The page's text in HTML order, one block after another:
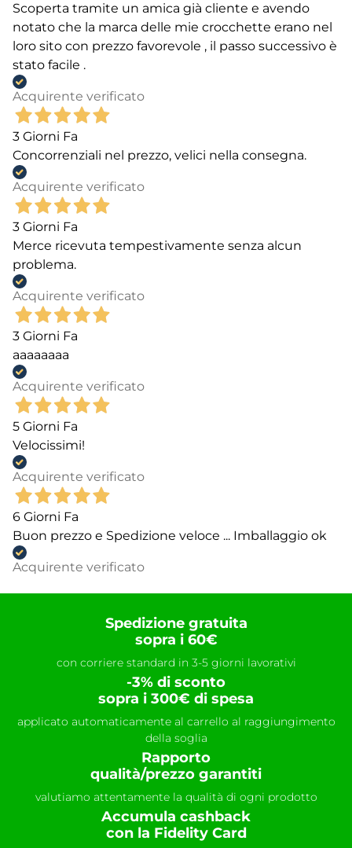
Scoperta tramite un amica già cliente e avendo
notato che la marca delle mie crocchette erano nel
loro sito con prezzo favorevole , il passo successivo è
stato facile .
Acquirente verificato
3 Giorni Fa
Concorrenziali nel prezzo, velici nella consegna.
Acquirente verificato
3 Giorni Fa
Merce ricevuta tempestivamente senza alcun
problema.
Acquirente verificato
3 Giorni Fa
aaaaaaaa
Acquirente verificato
5 Giorni Fa
Velocissimi!
Acquirente verificato
6 Giorni Fa
Buon prezzo e Spedizione veloce ... Imballaggio ok
Acquirente verificato
Spedizione gratuita
sopra i 60€
con corriere standard in 3-5 giorni lavorativi
-3% di sconto
sopra i 300€ di spesa
applicato automaticamente al carrello al raggiungimento
della soglia
Rapporto
qualità/prezzo garantiti
valutiamo attentamente la qualità di ogni prodotto
Accumula cashback
con la Fidelity Card